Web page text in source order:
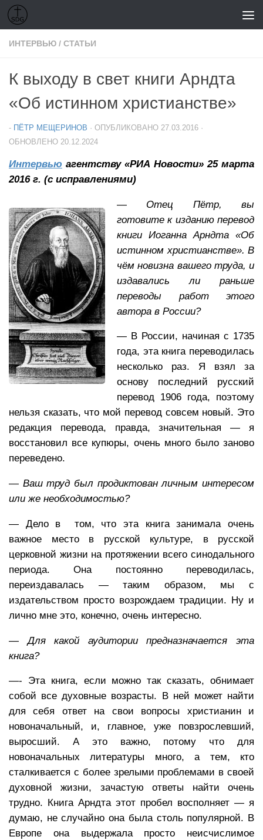
Перейти к содержимому
ИНТЕРВЬЮ / СТАТЬИ
К выходу в свет книги Арндта
«Об истинном христианстве»
- ПЁТР МЕЩЕРИНОВ · ОПУБЛИКОВАНО 27.03.2016 ·
ОБНОВЛЕНО 20.12.2024
Интервью агентству «РИА Новости» 25 марта
2016 г. (с исправлениями)
— Отец Пётр, вы
готовите к изданию перевод
книги Иоганна Арндта «Об
истинном христианстве». В
чём новизна вашего труда, и
издавались ли раньше
переводы работ этого
автора в России?
— В России, начиная с 1735
года, эта книга переводилась
несколько раз. Я взял за
основу последний русский
перевод 1906 года, поэтому
нельзя сказать, что мой перевод совсем новый. Это
редакция перевода, правда, значительная — я
восстановил все купюры, очень много было заново
переведено.
— Ваш труд был продиктован личным интересом
или же необходимостью?
— Дело в том, что эта книга занимала очень
важное место в русской культуре, в русской
церковной жизни на протяжении всего синодального
периода. Она постоянно переводилась,
переиздавалась — таким образом, мы с
издательством просто возрождаем традиции. Ну и
лично мне это, конечно, очень интересно.
— Для какой аудитории предназначается эта
книга?
—- Эта книга, если можно так сказать, обнимает
собой все духовные возрасты. В ней может найти
для себя ответ на свои вопросы христианин и
новоначальный, и, главное, уже повзрослевший,
выросший. А это важно, потому что для
новоначальных литературы много, а тем, кто
сталкивается с более зрелыми проблемами в своей
духовной жизни, зачастую ответы найти очень
трудно. Книга Арндта этот пробел восполняет — я
думаю, не случайно она была столь популярной. В
Европе она выдержала просто неисчислимое